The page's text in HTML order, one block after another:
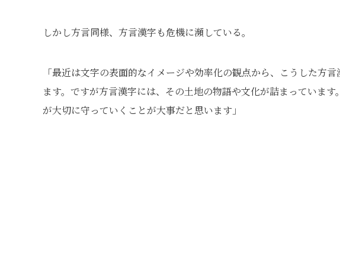
しかし方言同様、方言漢字も危機に瀕している。
「最近は文字の表面的なイメージや効率化の観点から、こうした方
ます。ですが方言漢字には、その土地の物語や文化が詰まっていま
が大切に守っていくことが大事だと思います」